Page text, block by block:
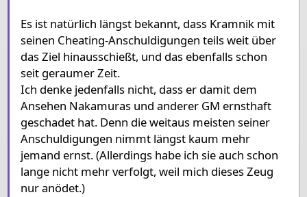
Es ist natürlich längst bekannt, dass Kramnik mit
seinen Cheating-Anschuldigungen teils weit über
das Ziel hinausschießt, und das ebenfalls schon
seit geraumer Zeit.
Ich denke jedenfalls nicht, dass er damit dem
Ansehen Nakamuras und anderer GM ernsthaft
geschadet hat. Denn die weitaus meisten seiner
Anschuldigungen nimmt längst kaum mehr
jemand ernst. (Allerdings habe ich sie auch schon
lange nicht mehr verfolgt, weil mich dieses Zeug
nur anödet.)